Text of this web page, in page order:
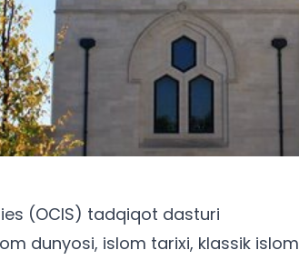
(OCIS) tadqiqot dasturi
dunyosi, islom tarixi, klassik islom